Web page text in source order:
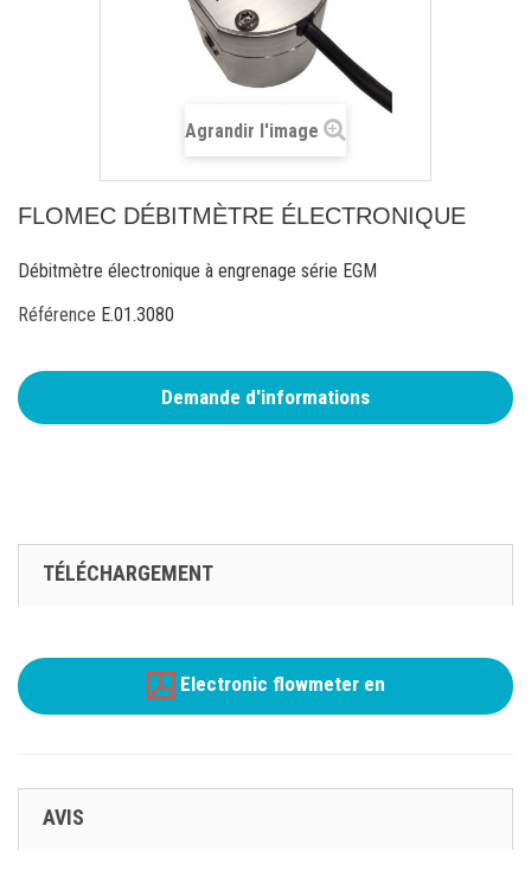
Agrandir l'image
FLOMEC DÉBITMÈTRE ÉLECTRONIQUE
Débitmètre électronique à engrenage série EGM
Référence E.01.3080
Demande d'informations
TÉLÉCHARGEMENT
Electronic flowmeter en
AVIS